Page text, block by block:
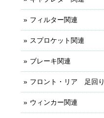
フィルター関連
スプロケット関連
ブレーキ関連
フロント・リア 足回り
ウィンカー関連